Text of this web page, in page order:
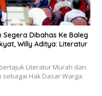
Segera Dibahas Ke Baleg
Willy Aditya: Literatur
Literatur Murah dan
Hak Dasar Warga